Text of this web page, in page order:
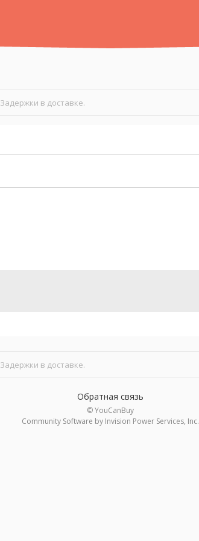
Задержки в доставке.
Задержки в доставке.
Обратная связь
© YouCanBuy
Community Software by Invision Power Services, Inc.